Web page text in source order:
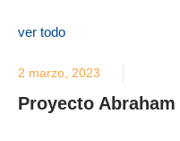
ver todo
2 marzo, 2023
Proyecto Abraham